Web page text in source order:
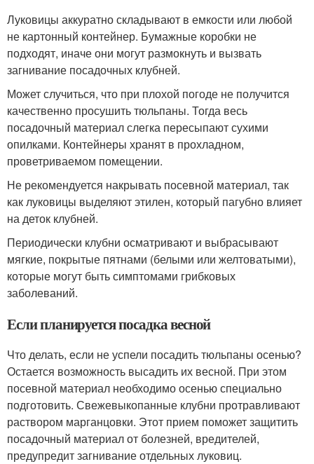
Луковицы аккуратно складывают в емкости или любой
не картонный контейнер. Бумажные коробки не
подходят, иначе они могут размокнуть и вызвать
загнивание посадочных клубней.
Может случиться, что при плохой погоде не получится
качественно просушить тюльпаны. Тогда весь
посадочный материал слегка пересыпают сухими
опилками. Контейнеры хранят в прохладном,
проветриваемом помещении.
Не рекомендуется накрывать посевной материал, так
как луковицы выделяют этилен, который пагубно влияет
на деток клубней.
Периодически клубни осматривают и выбрасывают
мягкие, покрытые пятнами (белыми или желтоватыми),
которые могут быть симптомами грибковых
заболеваний.
Если планируется посадка весной
Что делать, если не успели посадить тюльпаны осенью?
Остается возможность высадить их весной. При этом
посевной материал необходимо осенью специально
подготовить. Свежевыкопанные клубни протравливают
раствором марганцовки. Этот прием поможет защитить
посадочный материал от болезней, вредителей,
предупредит загнивание отдельных луковиц.